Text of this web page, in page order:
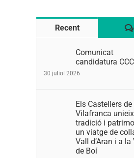
Recent
Comunicat
candidatura
30 juliol 2026
Els Castellers de
Vilafranca
tradició i
un viatge de
Vall d’Aran i a la
de Boí